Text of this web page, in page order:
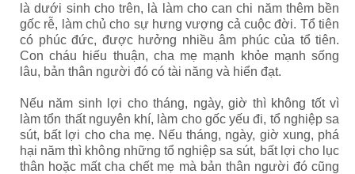
là dưới sinh cho trên, là làm cho can chi năm thêm bền
gốc rễ, làm chủ cho sự hưng vượng cả cuộc đời. Tổ tiên
có phúc đức, được hưởng nhiều âm phúc của tổ tiên.
Con cháu hiếu thuận, cha mẹ mạnh khỏe mạnh sống
lâu, bản thân người đó có tài năng và hiển đạt.
Nếu năm sinh lợi cho tháng, ngày, giờ thì không tốt vì
làm tổn thất nguyên khí, làm cho gốc yếu đi, tổ nghiệp sa
sút, bất lợi cho cha mẹ. Nếu tháng, ngày, giờ xung, phá
hại năm thì không những tổ nghiệp sa sút, bất lợi cho lục
thân hoặc mất cha chết mẹ mà bản thân người đó cũng